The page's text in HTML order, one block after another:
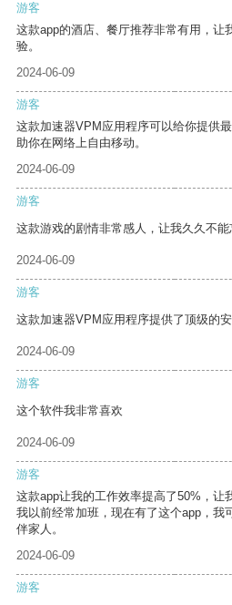
游客
这款app的酒店、餐厅推荐非常有用，让
验。
2024-06-09
游客
这款加速器VPM应用程序可以给你提供
助你在网络上自由移动。
2024-06-09
游客
这款游戏的剧情非常感人，让我久久不能
2024-06-09
游客
这款加速器VPM应用程序提供了顶级的安
2024-06-09
游客
这个软件我非常喜欢
2024-06-09
游客
这款app让我的工作效率提高了50%，让
我以前经常加班，现在有了这个app，我
伴家人。
2024-06-09
游客